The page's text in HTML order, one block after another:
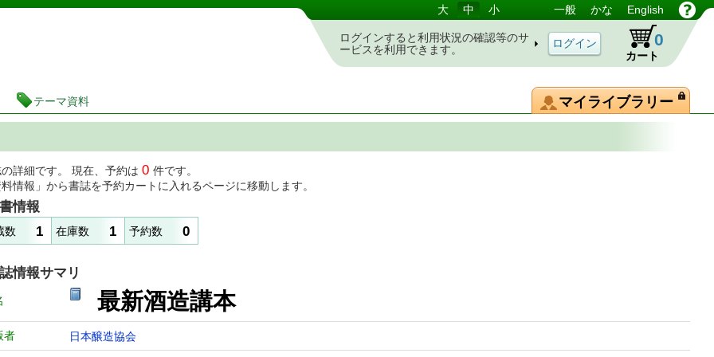
図書館 蔵書検索・予約システム 大 中 小 一般 かな English
ログインすると利用状況の確認等のサ
ービスを利用できます。
カート
0
テーマ資料 マイライブラリー
詳細です。 現在、予約は 0 件です。
情報」から書誌を予約カートに入れるページに移動します。
情報
数 1 在庫数 1 予約数 0
情報サマリ
最新酒造講本
者 日本醸造協会